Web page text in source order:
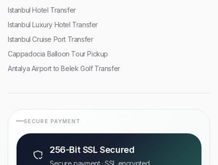
Istanbul Hotel Transfer
Istanbul Luxury Hotel Transfer
Istanbul Cruise Port Transfer
Cappadocia Balloon Tour Pickup
Antalya Airport to Belek Golf Transfer
SECURE PAYMENT
256-Bit SSL Secured
Secure payment · SSL encrypted